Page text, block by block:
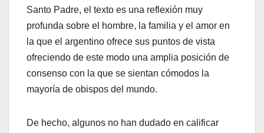
Santo Padre, el texto es una reflexión muy
profunda sobre el hombre, la familia y el amor en
la que el argentino ofrece sus puntos de vista
ofreciendo de este modo una amplia posición de
consenso con la que se sientan cómodos la
mayoría de obispos del mundo.
De hecho, algunos no han dudado en calificar